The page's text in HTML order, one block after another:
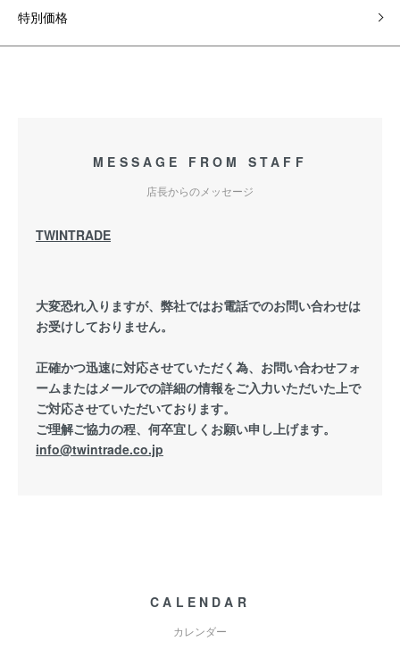
特別価格
MESSAGE FROM STAFF
店長からのメッセージ
TWINTRADE
大変恐れ入りますが、弊社ではお電話でのお問い合わせは
お受けしておりません。
正確かつ迅速に対応させていただく為、お問い合わせフォ
ームまたはメールでの詳細の情報をご入力いただいた上で
ご対応させていただいております。
ご理解ご協力の程、何卒宜しくお願い申し上げます。
info@twintrade.co.jp
CALENDAR
カレンダー